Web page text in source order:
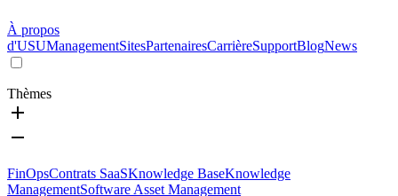
À propos
d'USUManagementSitesPartenairesCarrièreSupportBlogNews
Thèmes
FinOpsContrats SaaSKnowledge BaseKnowledge
ManagementSoftware Asset Management